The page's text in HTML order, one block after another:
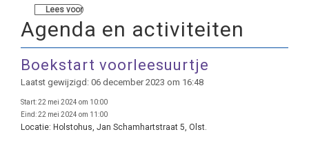
Lees voor
Agenda en activiteiten
Boekstart voorleesuurtje
Laatst gewijzigd: 06 december 2023 om 16:48
Start:22 mei 2024 om 10:00
Eind:22 mei 2024 om 11:00
Locatie: Holstohus, Jan Schamhartstraat 5, Olst.